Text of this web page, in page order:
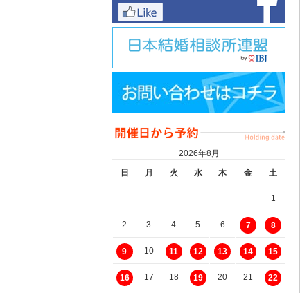
2026年8月
日
月 火 水 木 金 土
1
2 3 4 5 6 7 8
9 10 11 12 13 14 15
16 17 18 19 20 21 22